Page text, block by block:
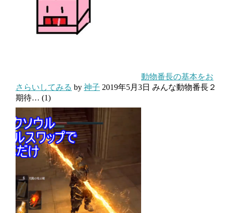
動物番長の基本をお
さらいしてみる by 神子 2019年5月3日 みんな動物番長２
期待… (1)